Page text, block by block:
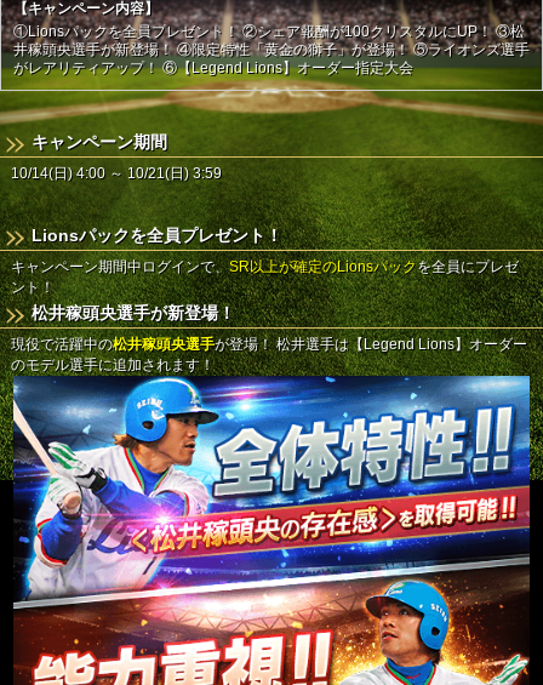
【キャンペーン内容】
①Lionsパックを全員プレゼント！②シェア報酬が100クリスタルにUP！③松
井稼頭央選手が新登場！④限定特性「黄金の獅子」が登場！⑤ライオンズ選手
がレアリティアップ！⑥【Legend Lions】オーダー指定大会
キャンペーン期間
10/14(日) 4:00 ～ 10/21(日) 3:59
Lionsパックを全員プレゼント！
キャンペーン期間中ログインで、SR以上が確定のLionsパックを全員にプレゼ
ント！
松井稼頭央選手が新登場！
現役で活躍中の松井稼頭央選手が登場！松井選手は【Legend Lions】オーダー
のモデル選手に追加されます！